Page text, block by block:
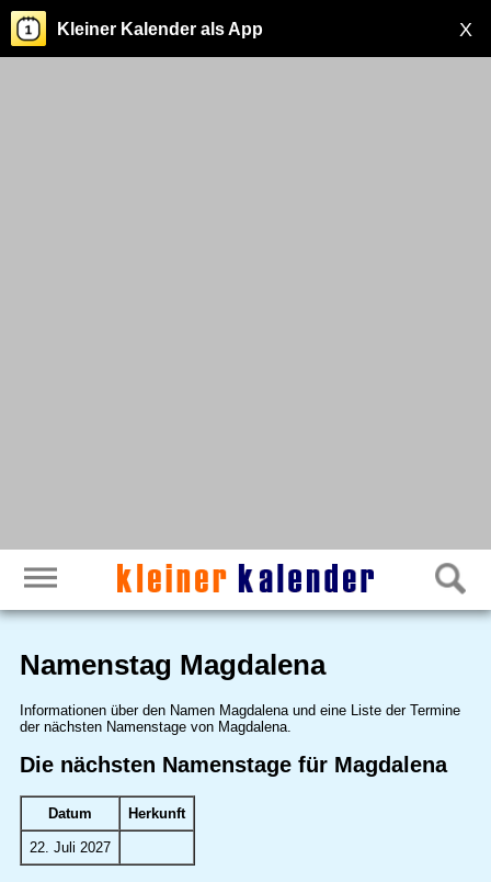
X
Kleiner Kalender als App
Namenstag Magdalena
Informationen über den Namen Magdalena und eine Liste der Termine
der nächsten Namenstage von Magdalena.
Die nächsten Namenstage für Magdalena
Datum Herkunft
22. Juli 2027